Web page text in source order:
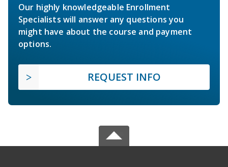
Our highly knowledgeable Enrollment
Specialists will answer any questions you
might have about the course and payment
options.
REQUEST INFO